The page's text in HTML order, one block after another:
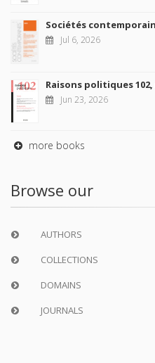
Sociétés
Jul 6, 2026
Raisons politiques 102,
Jun 23, 2026
more books
Browse our
AUTHORS
COLLECTIONS
DOMAINS
JOURNALS